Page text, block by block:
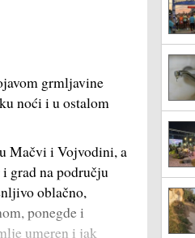
grmljavine
noći i u ostalom
Mačvi i Vojvodini, a
grad na području
oblačno,
ponegde i
umeren i jak